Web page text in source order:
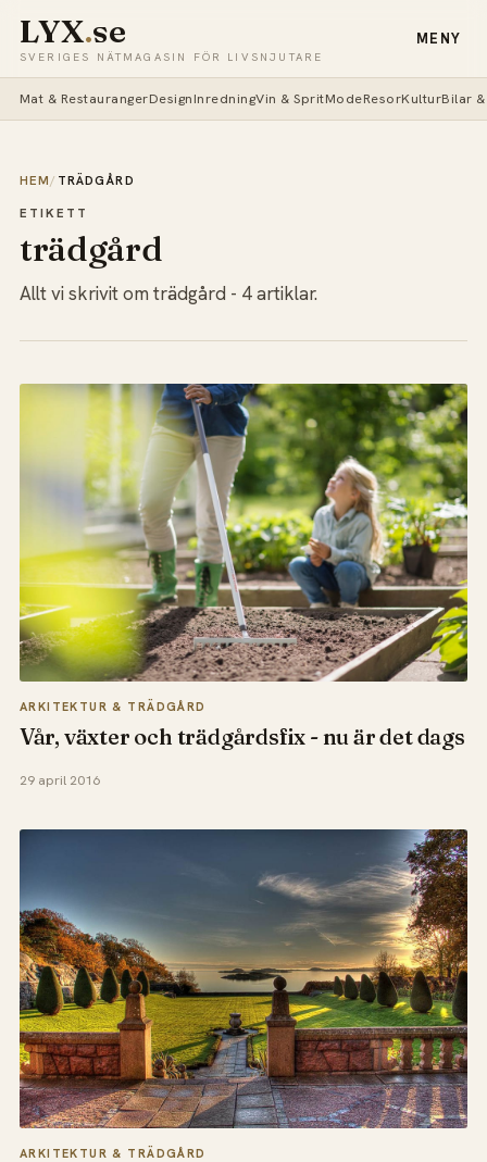
LYX.se
SVERIGES NÄTMAGASIN FÖR LIVSNJUTARE
MENY
Mat & RestaurangerDesignInredningVin & SpritModeResorKulturBilar
HEM / TRÄDGÅRD
ETIKETT
trädgård
Allt vi skrivit om trädgård - 4 artiklar.
ARKITEKTUR & TRÄDGÅRD
Vår, växter och trädgårdsfix - nu är det dags
29 april 2016
ARKITEKTUR & TRÄDGÅRD